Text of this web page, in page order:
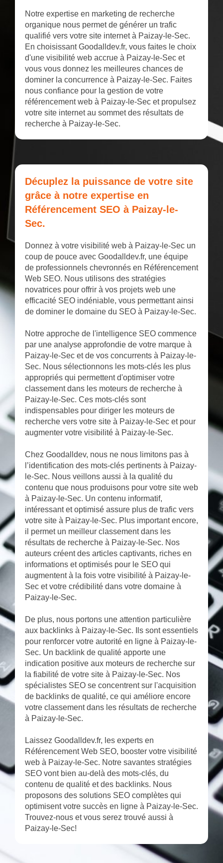
Notre expertise en marketing de recherche
organique nous permet de générer un trafic
qualifié vers votre site internet à Paizay-le-Sec.
En choisissant Goodalldev.fr, vous faites le choix
d'une visibilité web accrue à Paizay-le-Sec et
vous vous donnez les meilleures chances de
dominer la concurrence à Paizay-le-Sec. Faites
nous confiance pour la gestion de votre
référencement web à Paizay-le-Sec et propulsez
votre site internet au sommet des résultats de
recherche à Paizay-le-Sec.
Décuplez la puissance de votre site
grâce à notre expertise en
Référencement SEO à Paizay-le-
Sec.
Donnez à votre visibilité web à Paizay-le-Sec un
coup de pouce avec Goodalldev.fr, une équipe
de professionnels chevronnés en Référencement
Web SEO. Nous utilisons des stratégies
novatrices pour offrir à vos projets web une
efficacité SEO indéniable, vous permettant ainsi
de dominer le domaine du SEO à Paizay-le-Sec.
Notre approche de l'intelligence SEO commence
par une analyse approfondie de votre marque à
Paizay-le-Sec et de vos concurrents à Paizay-le-
Sec. Nous sélectionnons les mots-clés les plus
appropriés qui permettent d'optimiser votre
classement dans les moteurs de recherche à
Paizay-le-Sec. Ces mots-clés sont
indispensables pour diriger les moteurs de
recherche vers votre site à Paizay-le-Sec et pour
augmenter votre visibilité à Paizay-le-Sec.
Chez Goodalldev, nous ne nous limitons pas à
l’identification des mots-clés pertinents à Paizay-
le-Sec. Nous veillons aussi à la qualité du
contenu que nous produisons pour votre site web
à Paizay-le-Sec. Un contenu informatif,
intéressant et optimisé assure plus de trafic vers
votre site à Paizay-le-Sec. Plus important encore,
il permet un meilleur classement dans les
résultats de recherche à Paizay-le-Sec. Nos
auteurs créent des articles captivants, riches en
informations et optimisés pour le SEO qui
augmentent à la fois votre visibilité à Paizay-le-
Sec et votre crédibilité dans votre domaine à
Paizay-le-Sec.
De plus, nous portons une attention particulière
aux backlinks à Paizay-le-Sec. Ils sont essentiels
pour renforcer votre autorité en ligne à Paizay-le-
Sec. Un backlink de qualité apporte une
indication positive aux moteurs de recherche sur
la fiabilité de votre site à Paizay-le-Sec. Nos
spécialistes SEO se concentrent sur l'acquisition
de backlinks de qualité, ce qui améliore encore
votre classement dans les résultats de recherche
à Paizay-le-Sec.
Laissez Goodalldev.fr, les experts en
Référencement Web SEO, booster votre visibilité
web à Paizay-le-Sec. Notre savantes stratégies
SEO vont bien au-delà des mots-clés, du
contenu de qualité et des backlinks. Nous
proposons des solutions SEO complètes qui
optimisent votre succès en ligne à Paizay-le-Sec.
Trouvez-nous et vous serez trouvé aussi à
Paizay-le-Sec!